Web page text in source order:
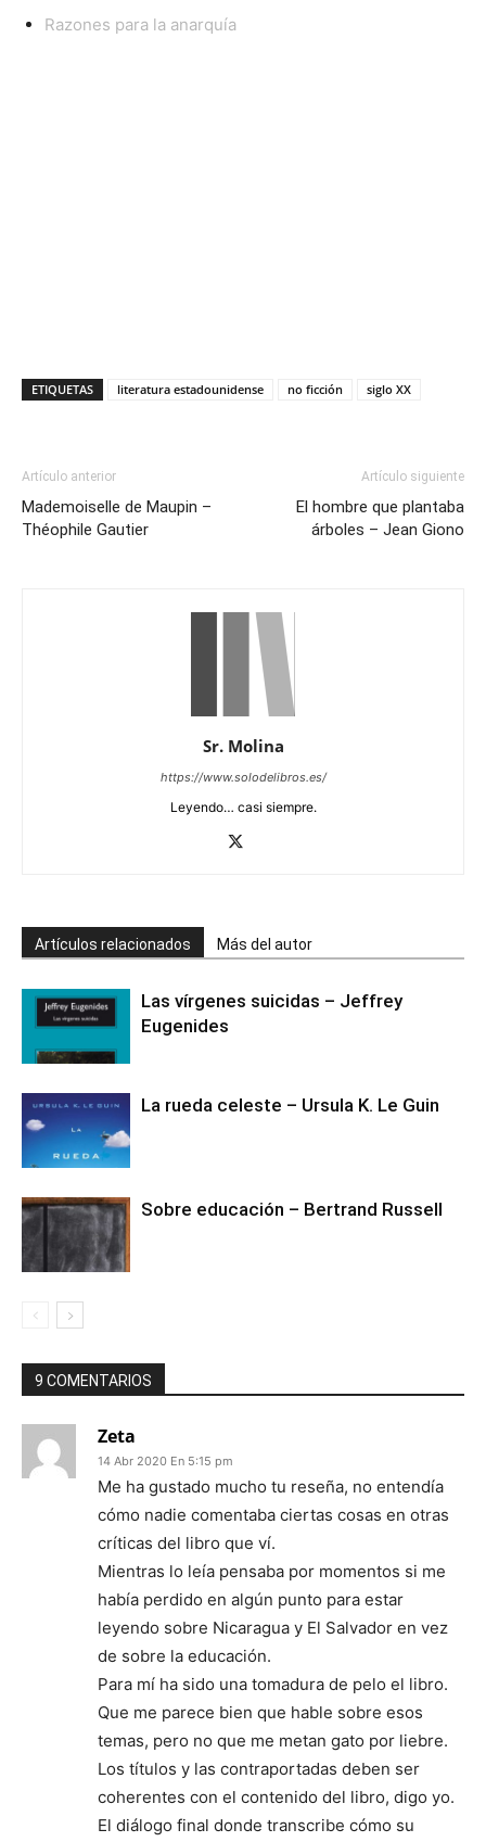
Razones para la anarquía
ETIQUETAS literatura estadounidense no ficción siglo XX
Artículo anterior
Mademoiselle de Maupin –
Théophile Gautier
Artículo siguiente
El hombre que plantaba
árboles – Jean Giono
Sr. Molina
https://www.solodelibros.es/
Leyendo… casi siempre.
Artículos relacionados Más del autor
Las vírgenes suicidas – Jeffrey
Eugenides
La rueda celeste – Ursula K. Le Guin
Sobre educación – Bertrand Russell
9 COMENTARIOS
Zeta
14 Abr 2020 En 5:15 pm
Me ha gustado mucho tu reseña, no entendía
cómo nadie comentaba ciertas cosas en otras
críticas del libro que ví.
Mientras lo leía pensaba por momentos si me
había perdido en algún punto para estar
leyendo sobre Nicaragua y El Salvador en vez
de sobre la educación.
Para mí ha sido una tomadura de pelo el libro.
Que me parece bien que hable sobre esos
temas, pero no que me metan gato por liebre.
Los títulos y las contraportadas deben ser
coherentes con el contenido del libro, digo yo.
El diálogo final donde transcribe cómo su